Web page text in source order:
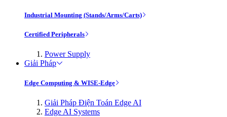
Industrial Mounting (Stands/Arms/Carts)
Certified Peripherals
Power Supply
Giải Pháp
Edge Computing & WISE-Edge
Giải Pháp Điện Toán Edge AI
Edge AI Systems